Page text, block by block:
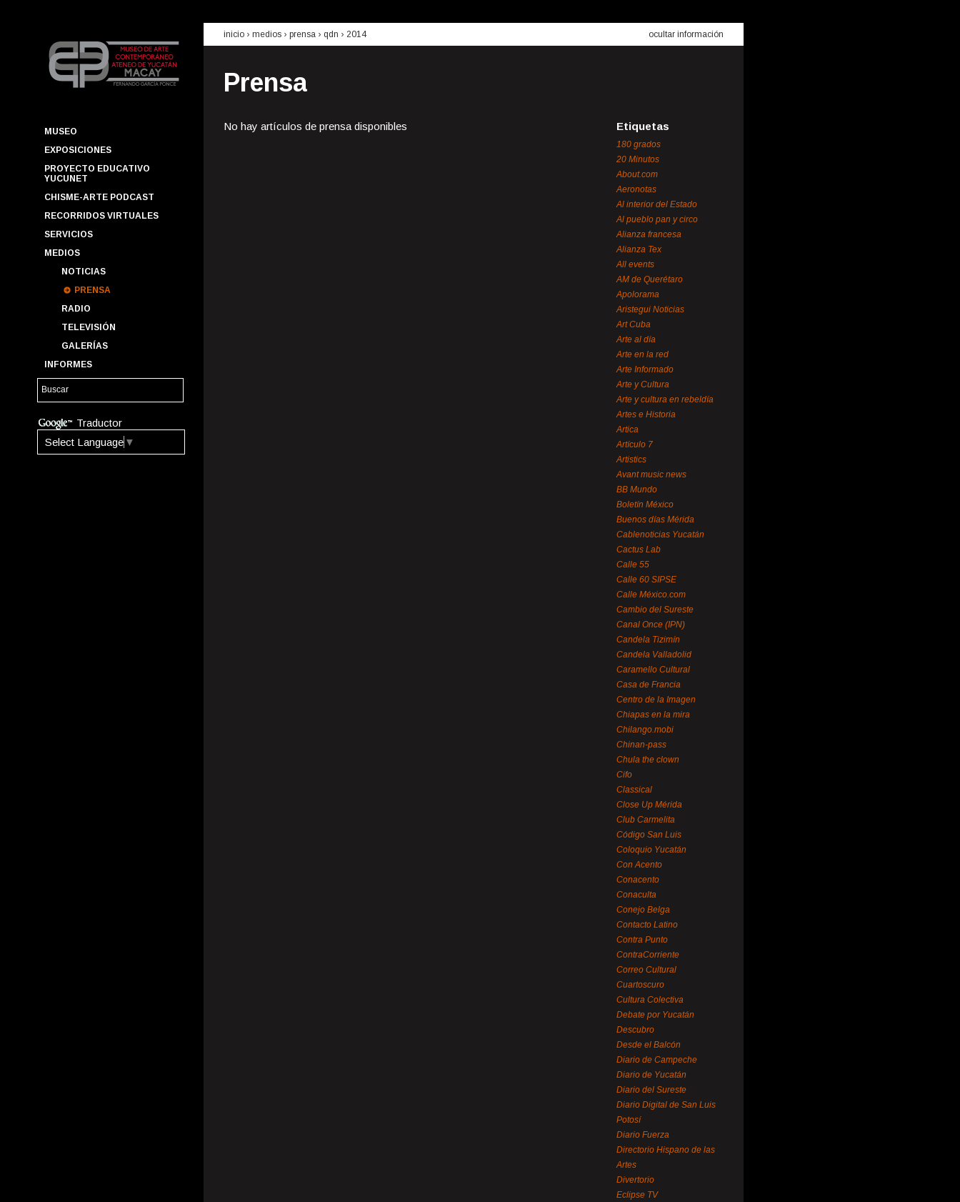
MUSEO
EXPOSICIONES
PROYECTO EDUCATIVO
YUCUNET
CHISME-ARTE PODCAST
RECORRIDOS VIRTUALES
SERVICIOS
MEDIOS
NOTICIAS
PRENSA
RADIO
TELEVISIÓN
GALERÍAS
INFORMES
Traductor
Select Language ▼
inicio › medios › prensa › qdn › 2014 ocultar información
Prensa
No hay artículos de prensa disponibles Etiquetas
180 grados
20 Minutos
About.com
Aeronotas
Al interior del Estado
Al pueblo pan y circo
Alianza francesa
Alianza Tex
All events
AM de Querétaro
Apolorama
Aristegui Noticias
Art Cuba
Arte al día
Arte en la red
Arte Informado
Arte y Cultura
Arte y cultura en rebeldía
Artes e Historia
Artica
Artículo 7
Artistics
Avant music news
BB Mundo
Boletín México
Buenos días Mérida
Cablenoticias Yucatán
Cactus Lab
Calle 55
Calle 60 SIPSE
Calle México.com
Cambio del Sureste
Canal Once (IPN)
Candela Tizimín
Candela Valladolid
Caramello Cultural
Casa de Francia
Centro de la Imagen
Chiapas en la mira
Chilango.mobi
Chinan-pass
Chula the clown
Cifo
Classical
Close Up Mérida
Club Carmelita
Código San Luis
Coloquio Yucatán
Con Acento
Conacento
Conaculta
Conejo Belga
Contacto Latino
Contra Punto
ContraCorriente
Correo Cultural
Cuartoscuro
Cultura Colectiva
Debate por Yucatán
Descubro
Desde el Balcón
Diario de Campeche
Diario de Yucatán
Diario del Sureste
Diario Digital de San Luis
Potosí
Diario Fuerza
Directorio Hispano de las
Artes
Divertorio
Eclipse TV